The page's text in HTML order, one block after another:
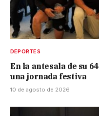
DEPORTES
En la antesala de su
una jornada festiva
10 de agosto de 2026